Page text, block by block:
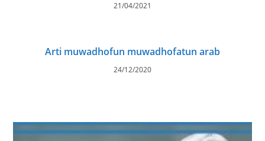
21/04/2021
Arti muwadhofun muwadhofatun arab
24/12/2020